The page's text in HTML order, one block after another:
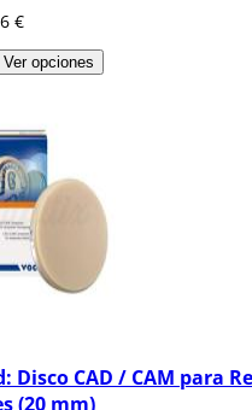
€
Ver opciones
Disco CAD / CAM para
(20 mm)